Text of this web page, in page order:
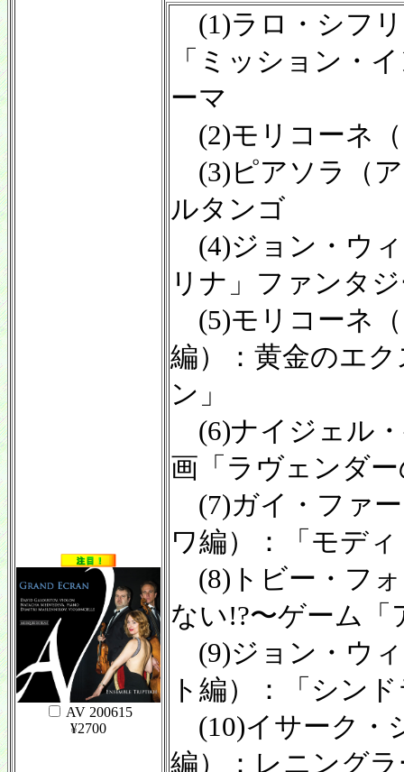
AV 200615
¥2700
(1)ラロ・シフ
「ミッション・
ーマ
(2)モリコーネ
(3)ピアソラ（
ルタンゴ
(4)ジョン・ウ
リナ」ファンタ
(5)モリコーネ
編）：黄金のエ
ン」
(6)ナイジェル
画「ラヴェンダ
(7)ガイ・ファ
ワ編）：「モデ
(8)トビー・フ
ない!?〜ゲーム「
(9)ジョン・ウ
ト編）：「シン
(10)イサーク・
編）：レニング